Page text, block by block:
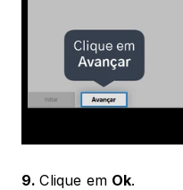
9. Clique em Ok.